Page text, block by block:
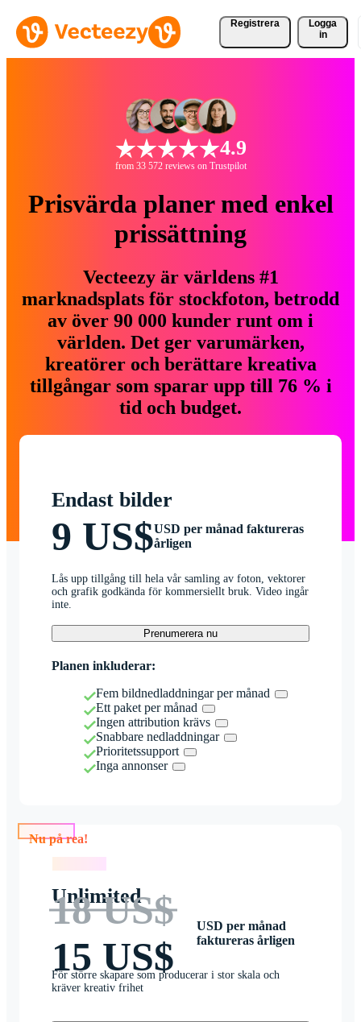
Registrera
Logga
in
4.9
from 33 572 reviews on Trustpilot
Prisvärda planer med enkel
prissättning
Vecteezy är världens #1
marknadsplats för stockfoton, betrodd
av över 90 000 kunder runt om i
världen. Det ger varumärken,
kreatörer och berättare kreativa
tillgångar som sparar upp till 76 % i
tid och budget.
Endast bilder
9 US$USD per månad faktureras
årligen
Lås upp tillgång till hela vår samling av foton, vektorer
och grafik godkända för kommersiellt bruk. Video ingår
inte.
Prenumerera nu
Planen inkluderar:
Fem bildnedladdningar per månad
Ett paket per månad
Ingen attribution krävs
Snabbare nedladdningar
Prioritetssupport
Inga annonser
Nu på rea!
Unlimited
18 US$
15 US$
USD per månad
faktureras årligen
För större skapare som producerar i stor skala och
kräver kreativ frihet